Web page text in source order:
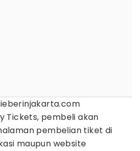
Tickets, pembeli akan
pembelian tiket di
maupun website